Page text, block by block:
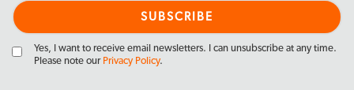
Yes, I want to receive email newsletters. I can unsubscribe at any time.
Please note our Privacy Policy.